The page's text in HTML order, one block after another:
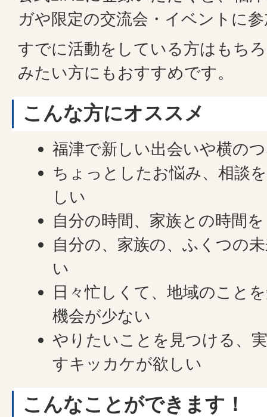
ガや限定の交流会・イベントに
すでに活動をしている方はもち
みたい方にもおすすめです。
こんな方にオススメ
福津で新しい出会いや横の
ちょっとしたお悩み、相談
しい
自分の時間、家族との時間
自分の、家族の、ふくつの
い
日々忙しくて、地域のこと
機会が少ない
やりたいことを見つける、
すキッカケが欲しい
こんなことができます！